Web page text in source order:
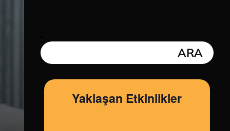
Yaklaşan Etkinlikler